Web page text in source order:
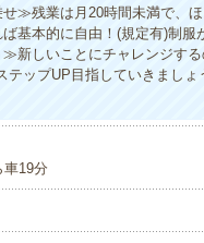
≫残業は月20時間未満で、
基本的に自由！(規定有)制
新しいことにチャレンジす
テップUP目指していきまし
19分